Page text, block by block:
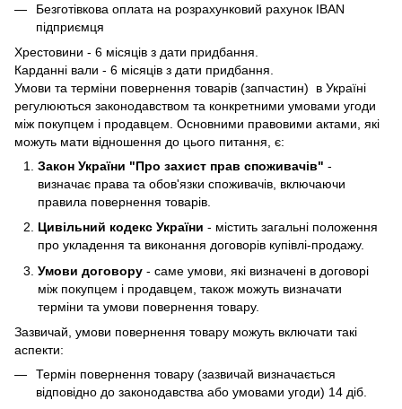
Безготівкова оплата на розрахунковий рахунок IBAN
підприємця
Хрестовини - 6 місяців з дати придбання.
Карданні вали - 6 місяців з дати придбання.
Умови та терміни повернення товарів (запчастин) в Україні
регулюються законодавством та конкретними умовами угоди
між покупцем і продавцем. Основними правовими актами, які
можуть мати відношення до цього питання, є:
Закон України "Про захист прав споживачів" -
визначає права та обов'язки споживачів, включаючи
правила повернення товарів.
Цивільний кодекс України - містить загальні положення
про укладення та виконання договорів купівлі-продажу.
Умови договору - саме умови, які визначені в договорі
між покупцем і продавцем, також можуть визначати
терміни та умови повернення товару.
Зазвичай, умови повернення товару можуть включати такі
аспекти:
Термін повернення товару (зазвичай визначається
відповідно до законодавства або умовами угоди) 14 діб.